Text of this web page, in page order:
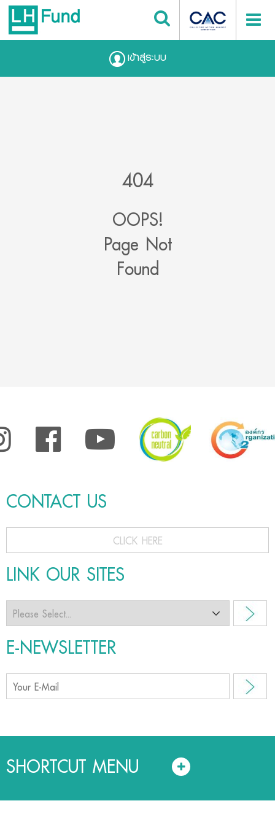
เข้าสู่ระบบ
404
OOPS!
Page Not
Found
CONTACT US
CLICK HERE
LINK OUR SITES
E-NEWSLETTER
SHORTCUT MENU